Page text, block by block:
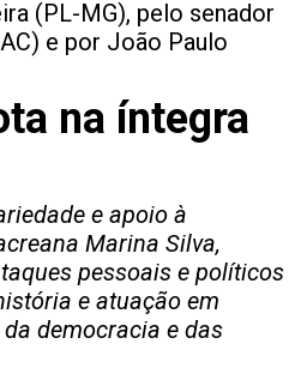
(PL-MG), pelo senador
e por João Paulo
na íntegra
e apoio à
Marina Silva,
pessoais e políticos
e atuação em
democracia e das